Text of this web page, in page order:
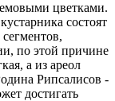
цветками.
состоят
по этой причине
а из ареол
Рипсалисов -
достигать